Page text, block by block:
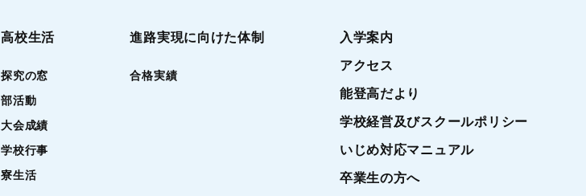
高校生活
探究の窓
部活動
大会成績
学校行事
寮生活
進路実現に向けた体制
合格実績
入学案内
アクセス
能登高だより
学校経営及びスクールポリシー
いじめ対応マニュアル
卒業生の方へ